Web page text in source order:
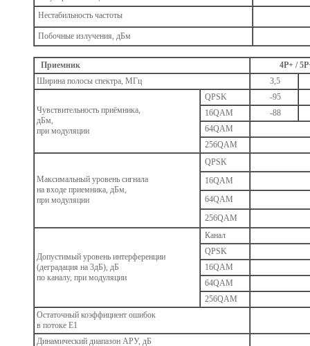
Нестабильность частоты
Побочные излучения, дБм
Приемник
4Р+ /
Ширина полосы спектра, МГц
3,5
Чувствительность приёмника,
дБм,
при модуляции
QPSK
-95
16QAM
-88
64QAM
256QAM
Максимальный уровень сигнала
на входе приемника, дБм,
при модуляции
QPSK
16QAM
64QAM
256QAM
Допустимый уровень интерференции
(деградация на 3дБ), дБ
по каналу, при модуляции
Канал
QPSK
16QAM
64QAM
256QAM
Остаточный коэффициент ошибок
в потоке Е1
Динамический диапазон АРУ, дБ